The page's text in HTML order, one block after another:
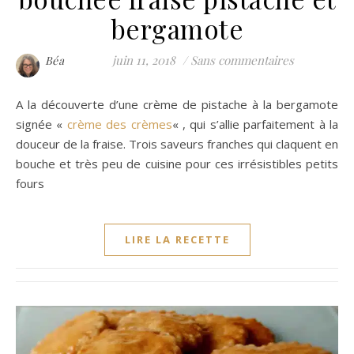
bergamote
Béa juin 11, 2018 / Sans commentaires
A la découverte d’une crème de pistache à la bergamote
signée « crème des crèmes« , qui s’allie parfaitement à la
douceur de la fraise. Trois saveurs franches qui claquent en
bouche et très peu de cuisine pour ces irrésistibles petits
fours
LIRE LA RECETTE